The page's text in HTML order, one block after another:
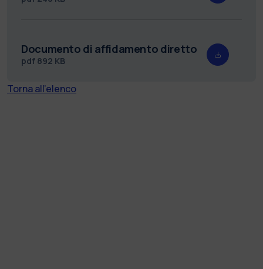
Documento di affidamento diretto
pdf 892 KB
Torna all'elenco